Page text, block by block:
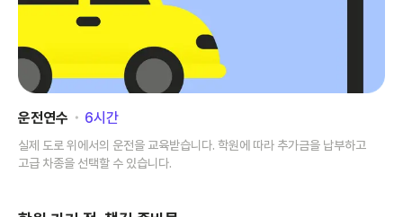
운전연수 ･ 6시간
실제 도로 위에서의 운전을 교육받습니다. 학원에 따라 추가금을 납부하고
고급 차종을 선택할 수 있습니다.